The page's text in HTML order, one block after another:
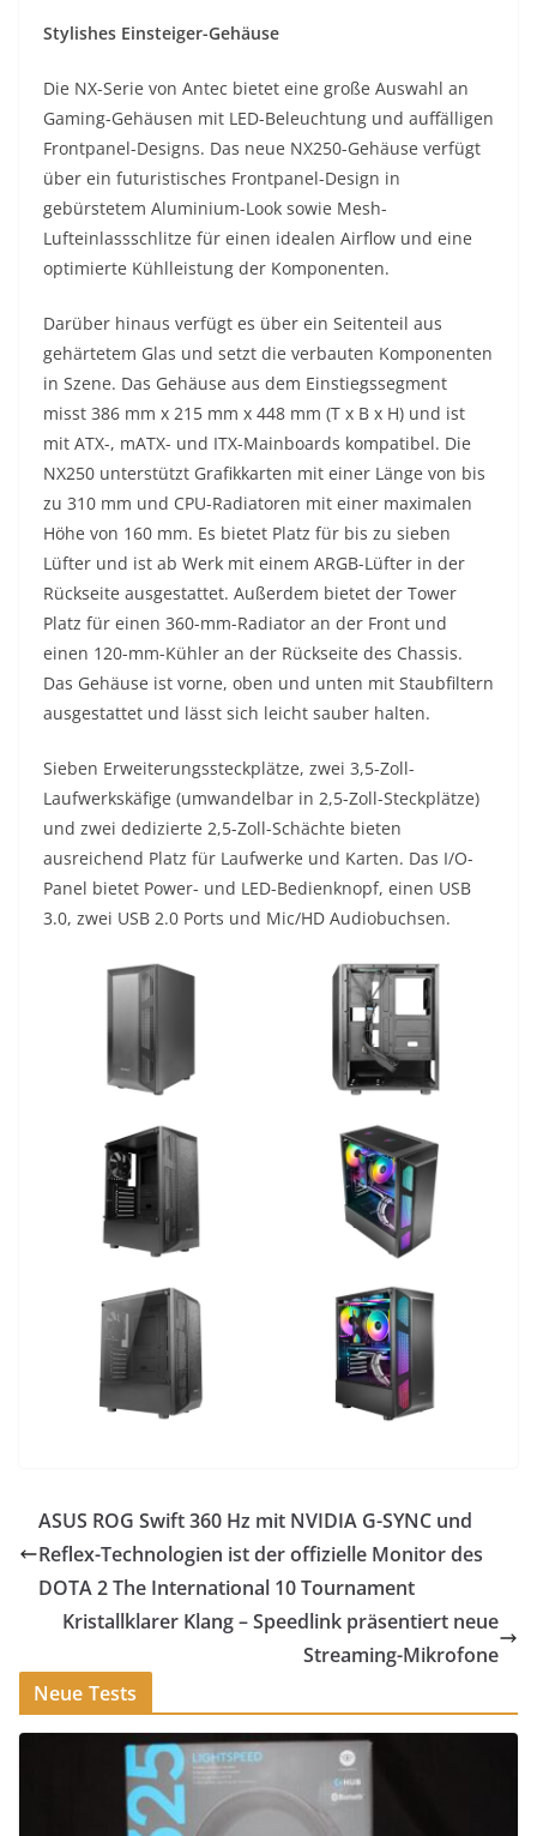
Stylishes Einsteiger-Gehäuse
Die NX-Serie von Antec bietet eine große Auswahl an
Gaming-Gehäusen mit LED-Beleuchtung und auffälligen
Frontpanel-Designs. Das neue NX250-Gehäuse verfügt
über ein futuristisches Frontpanel-Design in
gebürstetem Aluminium-Look sowie Mesh-
Lufteinlassschlitze für einen idealen Airflow und eine
optimierte Kühlleistung der Komponenten.
Darüber hinaus verfügt es über ein Seitenteil aus
gehärtetem Glas und setzt die verbauten Komponenten
in Szene. Das Gehäuse aus dem Einstiegssegment
misst 386 mm x 215 mm x 448 mm (T x B x H) und ist
mit ATX-, mATX- und ITX-Mainboards kompatibel. Die
NX250 unterstützt Grafikkarten mit einer Länge von bis
zu 310 mm und CPU-Radiatoren mit einer maximalen
Höhe von 160 mm. Es bietet Platz für bis zu sieben
Lüfter und ist ab Werk mit einem ARGB-Lüfter in der
Rückseite ausgestattet. Außerdem bietet der Tower
Platz für einen 360-mm-Radiator an der Front und
einen 120-mm-Kühler an der Rückseite des Chassis.
Das Gehäuse ist vorne, oben und unten mit Staubfiltern
ausgestattet und lässt sich leicht sauber halten.
Sieben Erweiterungssteckplätze, zwei 3,5-Zoll-
Laufwerkskäfige (umwandelbar in 2,5-Zoll-Steckplätze)
und zwei dedizierte 2,5-Zoll-Schächte bieten
ausreichend Platz für Laufwerke und Karten. Das I/O-
Panel bietet Power- und LED-Bedienknopf, einen USB
3.0, zwei USB 2.0 Ports und Mic/HD Audiobuchsen.
ASUS ROG Swift 360 Hz mit NVIDIA G-SYNC und
Reflex-Technologien ist der offizielle Monitor des
DOTA 2 The International 10 Tournament
Kristallklarer Klang – Speedlink präsentiert neue
Streaming-Mikrofone
Neue Tests